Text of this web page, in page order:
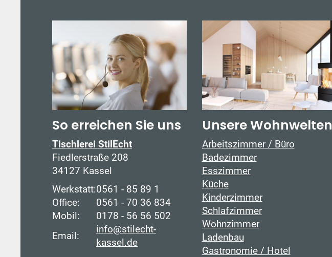
So erreichen Sie uns
Tischlerei StilEcht
Fiedlerstraße 208
34127 Kassel
Werkstatt:0561 - 85 89 1
Office:
0561 - 70 36 834
Mobil:
0178 - 56 56 502
Email:
info@stilecht-
kassel.de
Unsere Wohnwelten
Arbeitszimmer / Büro
Badezimmer
Esszimmer
Küche
Kinderzimmer
Schlafzimmer
Wohnzimmer
Ladenbau
Gastronomie / Hotel